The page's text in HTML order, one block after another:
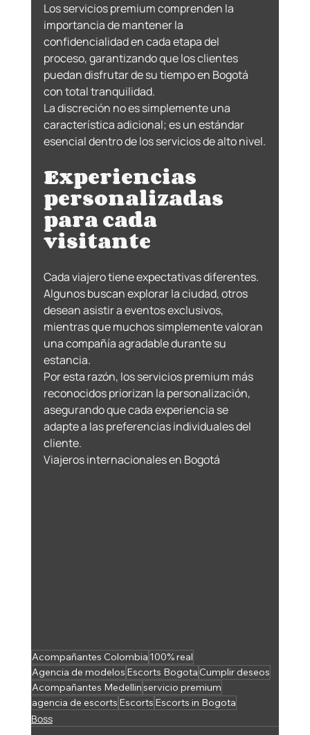
Los servicios premium comprenden la
importancia de mantener la
confidencialidad en cada etapa del
proceso, garantizando que los clientes
puedan disfrutar de su tiempo en Bogotá
con total tranquilidad.
La discreción no es simplemente una
característica adicional; es un estándar
esencial dentro de los servicios de alto nivel.
Experiencias
personalizadas
para cada
visitante
Cada viajero tiene expectativas diferentes.
Algunos buscan explorar la ciudad, otros
desean asistir a eventos exclusivos,
mientras que muchos simplemente valoran
una compañía agradable durante su
estancia.
Por esta razón, los servicios premium más
reconocidos priorizan la personalización,
asegurando que cada experiencia se
adapte a las preferencias individuales del
cliente.
Viajeros internacionales en Bogotá
Acompañantes Colombia 100% real
Agencia de modelos Escorts Bogota Cumplir deseos
Acompañantes Medellinservicio premium
agencia de escorts Escorts Escorts in Bogota
Boss